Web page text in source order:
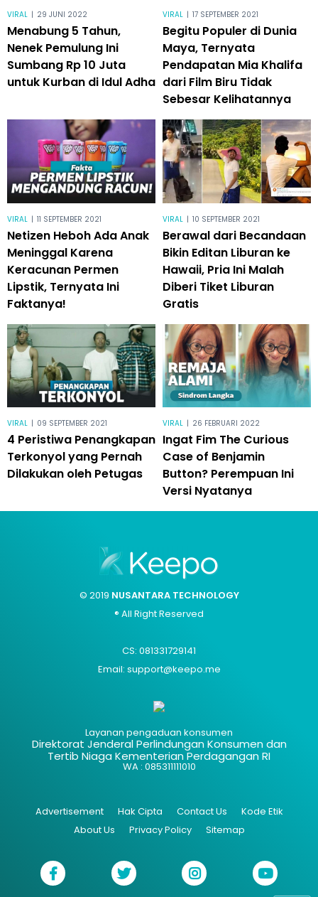
VIRAL | 29 JUNI 2022
Menabung 5 Tahun,
Nenek Pemulung Ini
Sumbang Rp 10 Juta
untuk Kurban di Idul Adha
VIRAL | 17 SEPTEMBER 2021
Begitu Populer di Dunia
Maya, Ternyata
Pendapatan Mia Khalifa
dari Film Biru Tidak
Sebesar Kelihatannya
VIRAL | 11 SEPTEMBER 2021
Netizen Heboh Ada Anak
Meninggal Karena
Keracunan Permen
Lipstik, Ternyata Ini
Faktanya!
VIRAL | 10 SEPTEMBER 2021
Berawal dari Becandaan
Bikin Editan Liburan ke
Hawaii, Pria Ini Malah
Diberi Tiket Liburan
Gratis
VIRAL | 09 SEPTEMBER 2021
4 Peristiwa Penangkapan
Terkonyol yang Pernah
Dilakukan oleh Petugas
VIRAL | 26 FEBRUARI 2022
Ingat Fim The Curious
Case of Benjamin
Button? Perempuan Ini
Versi Nyatanya
© 2019 NUSANTARA TECHNOLOGY
® All Right Reserved
CS: 081331729141
Email: support@keepo.me
Layanan pengaduan konsumen
Direktorat Jenderal Perlindungan Konsumen dan
Tertib Niaga Kementerian Perdagangan RI
WA : 085311111010
Advertisement Hak Cipta Contact Us
Kode Etik
About Us
Privacy Policy Sitemap